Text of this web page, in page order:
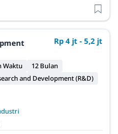
Rp 4 jt - 5,2 jt
Waktu
12 Bulan
and Development (R&D)